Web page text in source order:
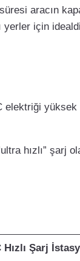
aracın
yerler için
elektriği
hızlı” şarj
Hızlı Şarj